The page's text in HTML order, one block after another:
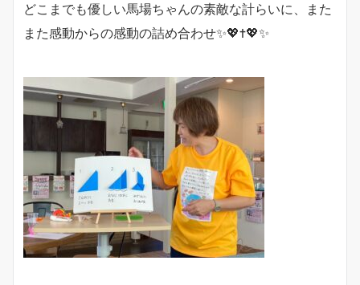
どこまでも優しい馬場ちゃんの素敵な計らいに、また
また感動からの感動の詰め合わせ✨💖✝️💖✨